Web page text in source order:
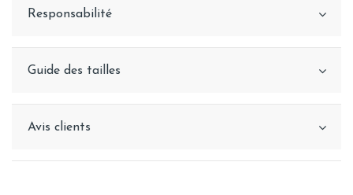
Responsabilité
Guide des tailles
Avis clients